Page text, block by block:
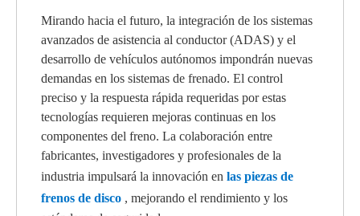
Mirando hacia el futuro, la integración de los sistemas
avanzados de asistencia al conductor (ADAS) y el
desarrollo de vehículos autónomos impondrán nuevas
demandas en los sistemas de frenado. El control
preciso y la respuesta rápida requeridas por estas
tecnologías requieren mejoras continuas en los
componentes del freno. La colaboración entre
fabricantes, investigadores y profesionales de la
industria impulsará la innovación en las piezas de
frenos de disco , mejorando el rendimiento y los